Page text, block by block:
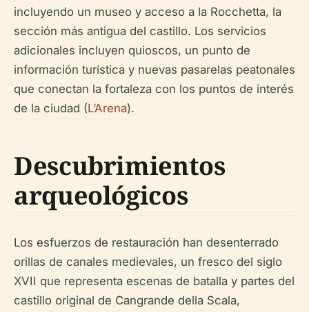
incluyendo un museo y acceso a la Rocchetta, la
sección más antigua del castillo. Los servicios
adicionales incluyen quioscos, un punto de
información turística y nuevas pasarelas peatonales
que conectan la fortaleza con los puntos de interés
de la ciudad (L’Arena).
Descubrimientos
arqueológicos
Los esfuerzos de restauración han desenterrado
orillas de canales medievales, un fresco del siglo
XVII que representa escenas de batalla y partes del
castillo original de Cangrande della Scala,